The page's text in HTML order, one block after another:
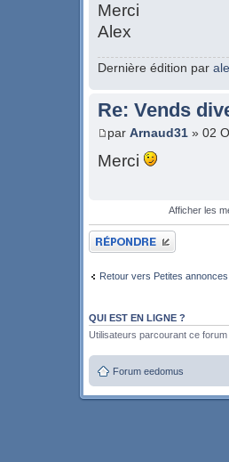
Merci
Alex
Dernière édition par
Re: Vends
par Arnaud31 » 02
Merci
Afficher les
Publier une réponse
Retour vers Petites annonces
QUI EST EN LIGNE ?
Utilisateurs parcourant ce
Forum eedomus